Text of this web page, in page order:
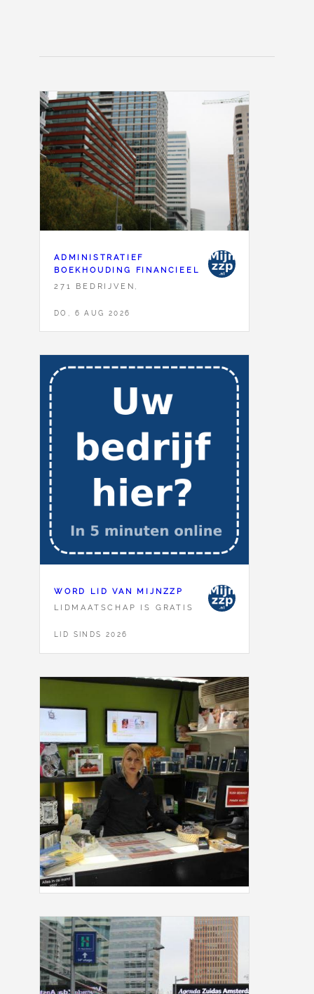
ADMINISTRATIEF
BOEKHOUDING FINANCIEEL
271 BEDRIJVEN,
DO, 6 AUG 2026
WORD LID VAN MIJNZZP
LIDMAATSCHAP IS GRATIS
LID SINDS 2026